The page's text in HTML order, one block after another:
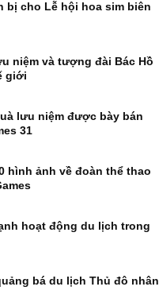
bị cho Lễ hội hoa sim biên
niệm và tượng đài Bác Hồ
giới
lưu niệm được bày bán
31
hình ảnh về đoàn thể thao
hoạt động du lịch trong
bá du lịch Thủ đô nhân